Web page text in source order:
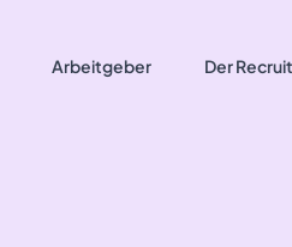
Arbeitgeber Der